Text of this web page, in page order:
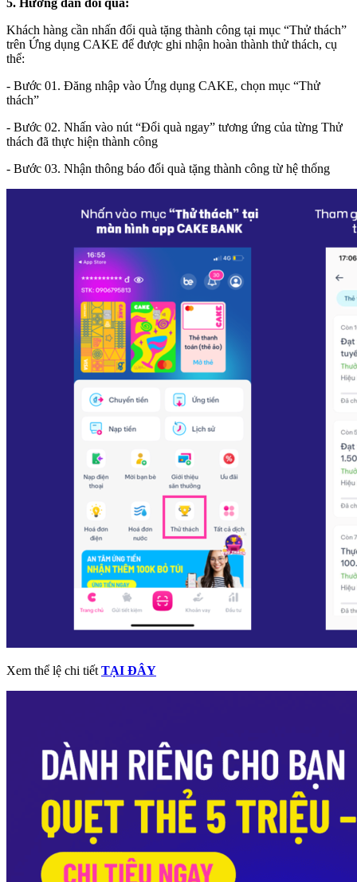
Khách hàng cần nhấn đổi quà tặng thành công tại mục “Thử thách”
trên Ứng dụng CAKE để được ghi nhận hoàn thành thử thách, cụ
thể:
- Bước 01. Đăng nhập vào Ứng dụng CAKE, chọn mục “Thử
thách”
- Bước 02. Nhấn vào nút “Đổi quà ngay” tương ứng của từng Thử
thách đã thực hiện thành công
- Bước 03. Nhận thông báo đổi quà tặng thành công từ hệ thống
Xem thể lệ chi tiết TẠI ĐÂY